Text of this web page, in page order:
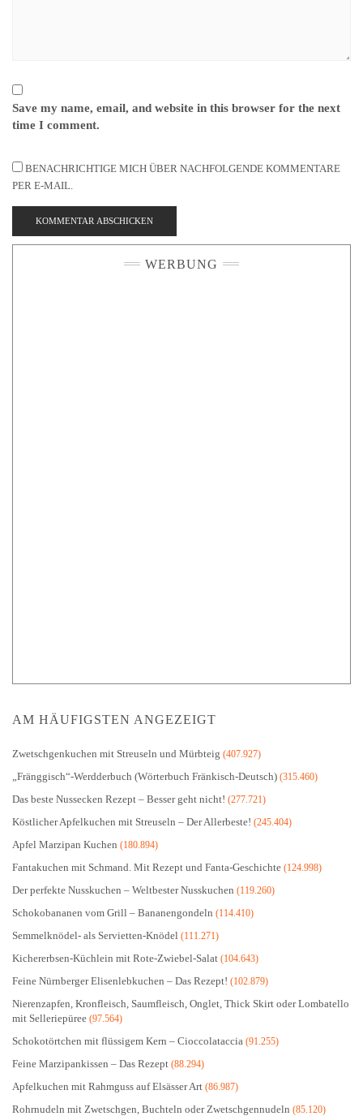
Save my name, email, and website in this browser for the next
time I comment.
BENACHRICHTIGE MICH ÜBER NACHFOLGENDE KOMMENTARE
PER E-MAIL.
WERBUNG
AM HÄUFIGSTEN ANGEZEIGT
Zwetschgenkuchen mit Streuseln und Mürbteig (407.927)
„Fränggisch“-Werdderbuch (Wörterbuch Fränkisch-Deutsch) (315.460)
Das beste Nussecken Rezept – Besser geht nicht! (277.721)
Köstlicher Apfelkuchen mit Streuseln – Der Allerbeste! (245.404)
Apfel Marzipan Kuchen (180.894)
Fantakuchen mit Schmand. Mit Rezept und Fanta-Geschichte (124.998)
Der perfekte Nusskuchen – Weltbester Nusskuchen (119.260)
Schokobananen vom Grill – Bananengondeln (114.410)
Semmelknödel- als Servietten-Knödel (111.271)
Kichererbsen-Küchlein mit Rote-Zwiebel-Salat (104.643)
Feine Nürnberger Elisenlebkuchen – Das Rezept! (102.879)
Nierenzapfen, Kronfleisch, Saumfleisch, Onglet, Thick Skirt oder Lombatello
mit Selleriepüree (97.564)
Schokotörtchen mit flüssigem Kern – Cioccolataccia (91.255)
Feine Marzipankissen – Das Rezept (88.294)
Apfelkuchen mit Rahmguss auf Elsässer Art (86.987)
Rohrnudeln mit Zwetschgen, Buchteln oder Zwetschgennudeln (85.120)